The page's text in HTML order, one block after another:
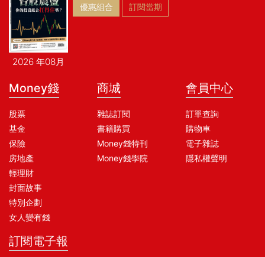
2026 年08月
優惠組合 訂閱當期
Money錢
股票
基金
保險
房地產
輕理財
封面故事
特別企劃
女人變有錢
商城
雜誌訂閱
書籍購買
Money錢特刊
Money錢學院
會員中心
訂單查詢
購物車
電子雜誌
隱私權聲明
訂閱電子報